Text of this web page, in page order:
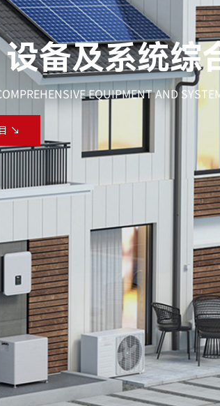
↘
备及系统综
EQUIPMENT AND